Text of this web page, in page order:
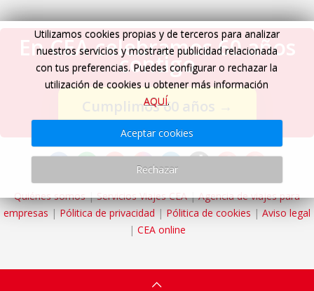
En CEA celebramos 60 años
contigo
Cumplimos 60 años →
Quiénes somos|Servicios Viajes CEA|Agencia de viajes para
empresas | Pólitica de privacidad | Pólitica de cookies | Aviso legal
| CEA online
Utilizamos cookies propias y de terceros para analizar
nuestros servicios y mostrarte publicidad relacionada
con tus preferencias. Puedes configurar o rechazar la
utilización de cookies u obtener más información
AQUÍ.
Aceptar cookies
Rechazar